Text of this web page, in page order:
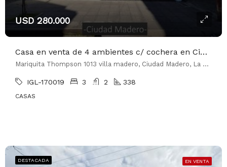
USD 280.000
Casa en venta de 4 ambientes c/ cochera en Ciudad Madero
Mariquita Thompson 1013 villa madero, Ciudad Madero, La Matanza
IGL-170019 3 2 338
CASAS
DESTACADA EN VENTA